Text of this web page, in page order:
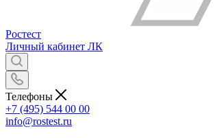
Ростест
Личный кабинет ЛК
Телефоны
+7 (495) 544 00 00
info@rostest.ru